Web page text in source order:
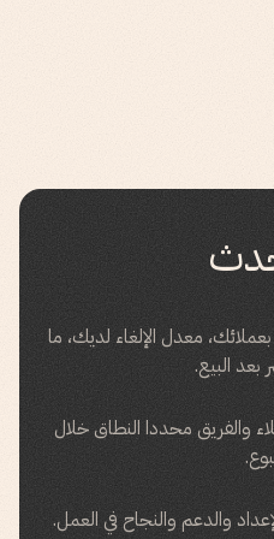
معدل الإلغاء لديك، ما
بعد البيع.
والفريق محددا النطاق خلال
والدعم والنجاح في العمل.